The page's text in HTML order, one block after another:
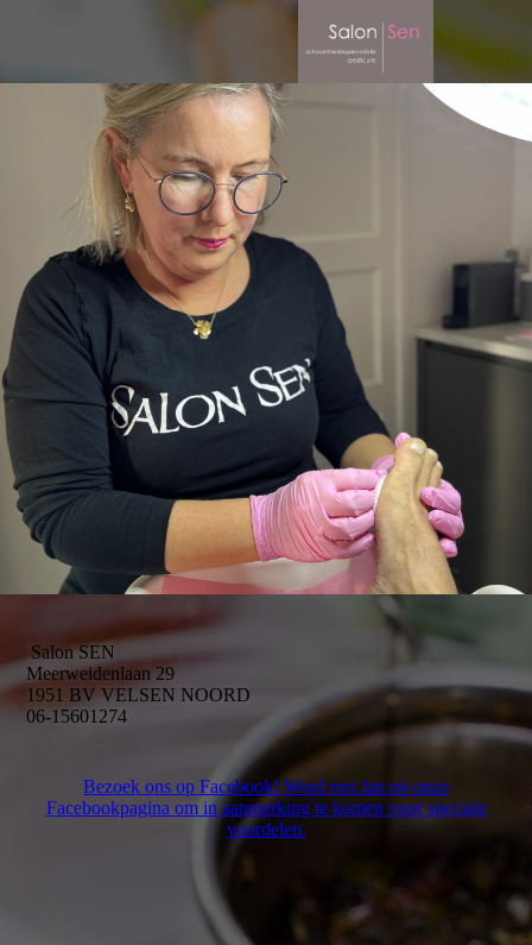
Salon SEN
Meerweidenlaan 29
1951 BV VELSEN NOORD
06-15601274
Bezoek ons op Facebook! Word een fan op onze
Facebookpagina om in aanmerking te komen voor speciale
voordelen.